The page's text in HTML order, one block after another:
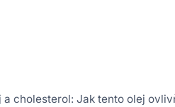
a cholesterol: Jak tento olej